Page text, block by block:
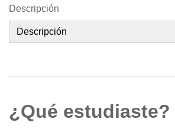
Descripción
¿Qué estudiaste?